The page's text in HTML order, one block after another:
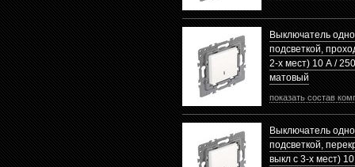
Выключатель
подсветкой,
2-х мест) 10 А /
матовый
показать состав
Выключатель
подсветкой,
выкл с 3-х мест)